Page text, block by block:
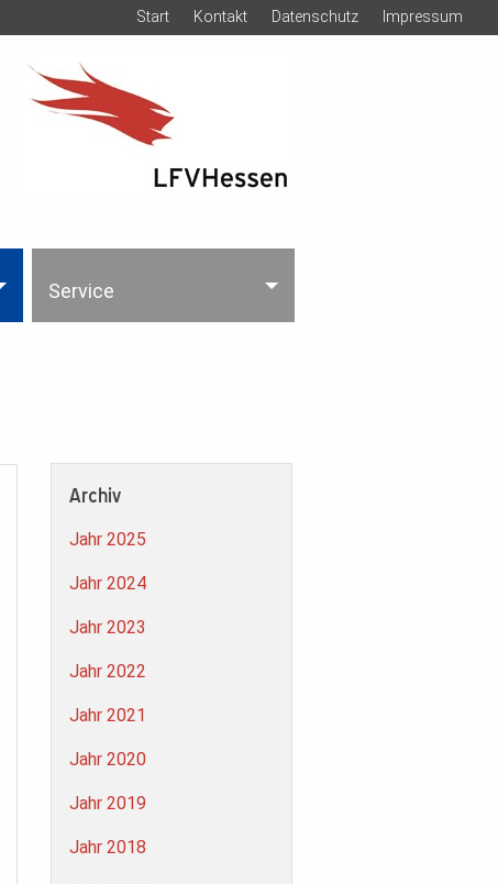
Start Kontakt Datenschutz Impressum
Service
Archiv
Jahr 2025
Jahr 2024
Jahr 2023
Jahr 2022
Jahr 2021
Jahr 2020
Jahr 2019
Jahr 2018